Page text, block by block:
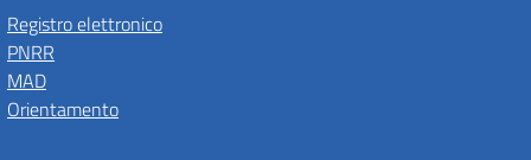
Registro elettronico
PNRR
MAD
Orientamento